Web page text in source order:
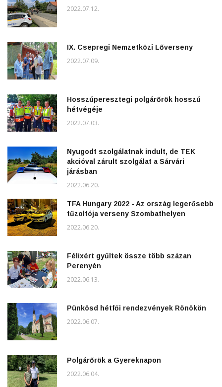
2022.07.12.
IX. Csepregi Nemzetközi Lőverseny
2022.07.09.
Hosszúperesztegi polgárőrök hosszú
hétvégéje
2022.07.03.
Nyugodt szolgálatnak indult, de TEK
akcióval zárult szolgálat a Sárvári
járásban
2022.06.20.
TFA Hungary 2022 - Az ország legerősebb
tűzoltója verseny Szombathelyen
2022.06.20.
Félixért gyűltek össze több százan
Perenyén
2022.06.13.
Pünkösd hétfői rendezvények Rönökön
2022.06.07.
Polgárőrök a Gyereknapon
2022.06.04.